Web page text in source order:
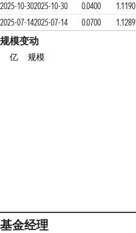
2025-10-302025-10-30 0.0400
1.1190
2025-07-142025-07-14 0.0700 1.1289
规模变动
亿
规模
基金经理